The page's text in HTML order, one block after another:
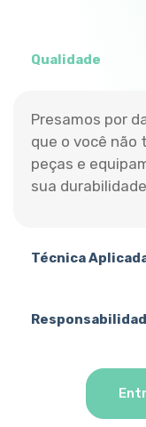
Qualidade
Presamos por
que o você não
peças e
sua
Técnica